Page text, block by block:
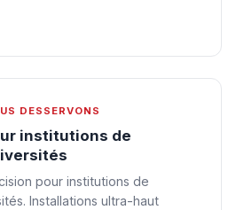
DESSERVONS
institutions de
pour institutions de
Installations ultra-haut